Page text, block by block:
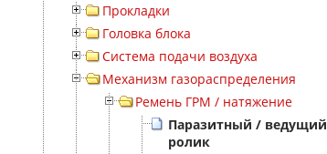
Прокладки
Головка блока
Система подачи воздуха
Механизм газораспределения
Ремень ГРМ / натяжение
Паразитный / ведущий
ролик